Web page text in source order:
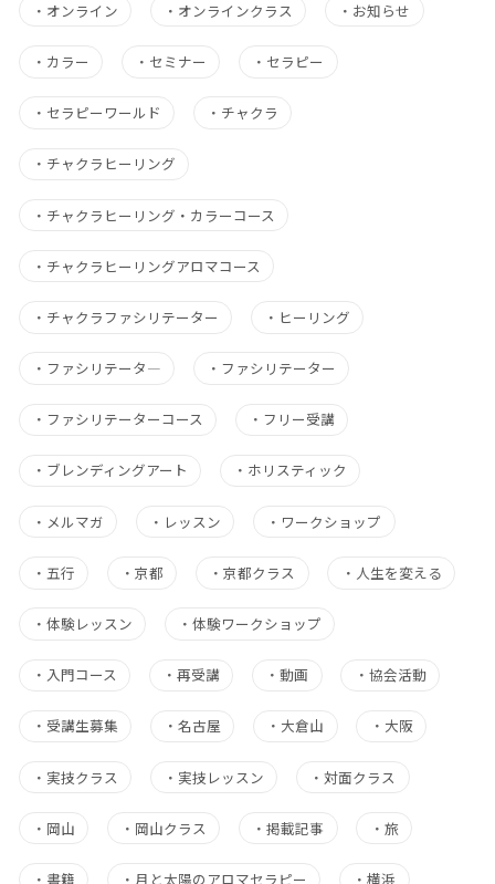
・ オンライン ・ オンラインクラス ・ お知らせ
・ カラー ・ セミナー ・ セラピー
・ セラピーワールド ・ チャクラ
・ チャクラヒーリング
・ チャクラヒーリング・カラーコース
・ チャクラヒーリングアロマコース
・ チャクラファシリテーター ・ ヒーリング
・ ファシリテータ― ・ ファシリテーター
・ ファシリテーターコース ・ フリー受講
・ ブレンディングアート ・ ホリスティック
・ メルマガ ・ レッスン ・ ワークショップ
・ 五行 ・京都 ・京都クラス ・ 人生を変える
・ 体験レッスン ・体験ワークショップ
・ 入門コース ・再受講 ・動画 ・ 協会活動
・ 受講生募集 ・名古屋 ・ 大倉山 ・ 大阪
・ 実技クラス ・ 実技レッスン ・対面クラス
・ 岡山 ・ 岡山クラス ・掲載記事 ・ 旅
・ 書籍 ・ 月と太陽のアロマセラピー ・横浜